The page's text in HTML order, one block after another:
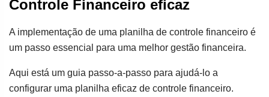
Controle Financeiro eficaz
A implementação de uma planilha de controle financeiro é
um passo essencial para uma melhor gestão financeira.
Aqui está um guia passo-a-passo para ajudá-lo a
configurar uma planilha eficaz de controle financeiro.